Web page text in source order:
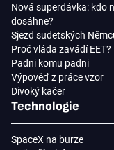
Nová superdávka: kdo
dosáhne?
Sjezd sudetských
Proč vláda zavádí EET?
Padni komu padni
Výpověď z práce vzor
Divoký kačer
Technologie
SpaceX na burze